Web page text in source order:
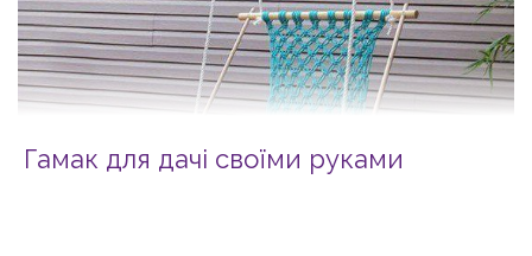
Гамак для дачі своїми руками